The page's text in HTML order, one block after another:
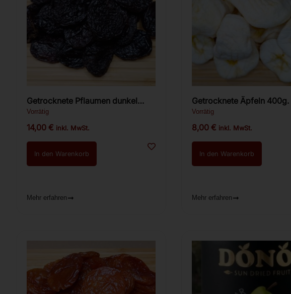
Getrocknete Pflaumen dunkel
700g.
Vorrätig
14,00 € inkl. MwSt.
In den Warenkorb
Mehr erfahren
Getrocknete Äpfeln 400g.
Vorrätig
8,00 € inkl. MwSt.
In den Warenkorb
Mehr erfahren